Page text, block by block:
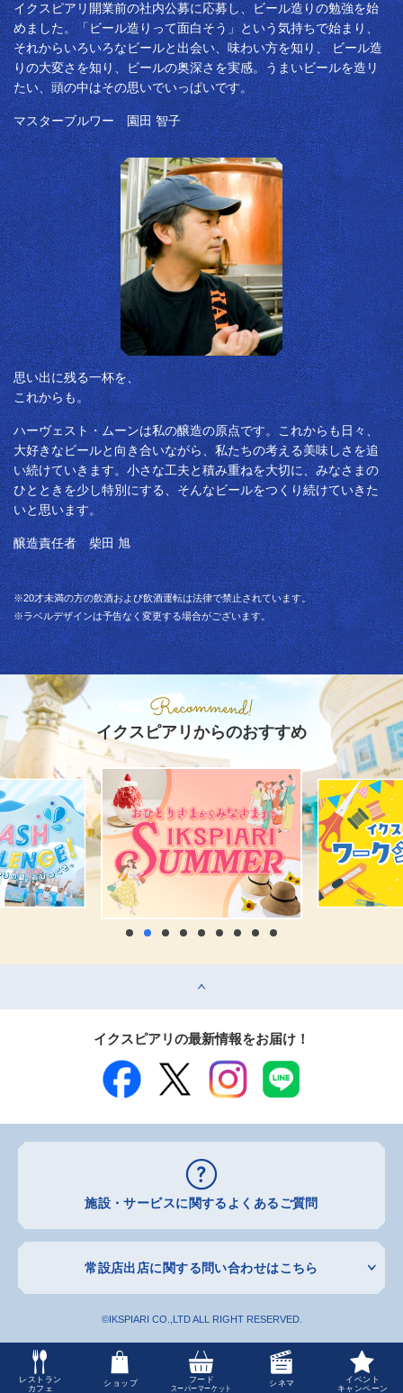
レストラン
カフェ
ショップ
フード
スーパーマーケット
シネマ
イベント
キャンペーン
イクスピアリ開業前の社内公募に応募し、ビール造りの勉強を始
めました。「ビール造りって面白そう」という気持ちで始まり、
それからいろいろなビールと出会い、味わい方を知り、 ビール造
りの大変さを知り、ビールの奥深さを実感。うまいビールを造リ
たい、頭の中はその思いでいっぱいです。
マスターブルワー 園田 智子
思い出に残る一杯を、
これからも。
ハーヴェスト・ムーンは私の醸造の原点です。これからも日々、
大好きなビールと向き合いながら、私たちの考える美味しさを追
い続けていきます。小さな工夫と積み重ねを大切に、みなさまの
ひとときを少し特別にする、そんなビールをつくり続けていきた
いと思います。
醸造責任者 柴田 旭
※20才未満の方の飲酒および飲酒運転は法律で禁止されています。
※ラベルデザインは予告なく変更する場合がございます。
イクスピアリからのおすすめ
イクスピアリの最新情報をお届け！
施設・サービスに関するよくあるご質問
常設店出店に関する問い合わせはこちら
あらかじめご了承ください
※メール受信のドメイン規制をされている場合は、返信できない場合がござ
います
©IKSPIARI CO.,LTD ALL RIGHT RESERVED.